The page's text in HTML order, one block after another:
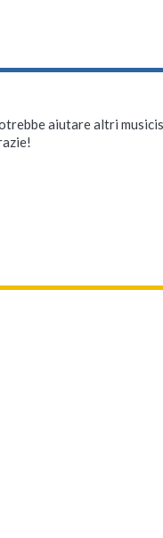
aiutare altri